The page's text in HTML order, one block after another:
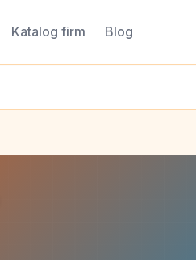
Katalog firm Blog